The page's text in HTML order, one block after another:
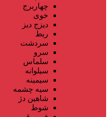
چهاربرج
خوی
دیزج دیز
ربط
سردشت
سرو
سلماس
سیلوانه
سیمینه
سیه چشمه
شاهین دژ
شوط